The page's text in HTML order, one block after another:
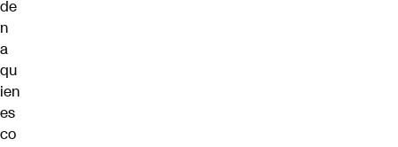
de
n
a
qu
ien
es
co